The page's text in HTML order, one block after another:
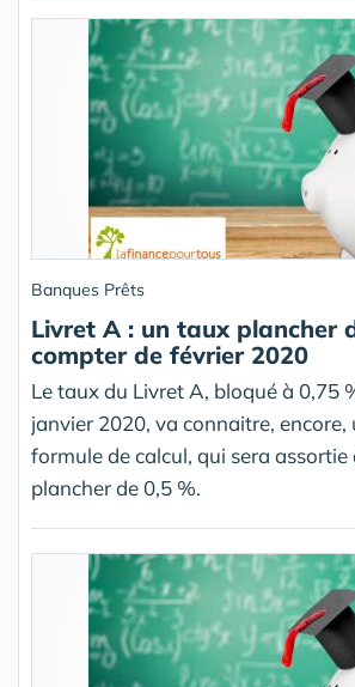
Banques Prêts
Livret A : un taux plancher
compter de février 2020
Le taux du Livret A, bloqué à 0,75
janvier 2020, va connaitre, encore,
formule de calcul, qui sera assortie
plancher de 0,5 %.